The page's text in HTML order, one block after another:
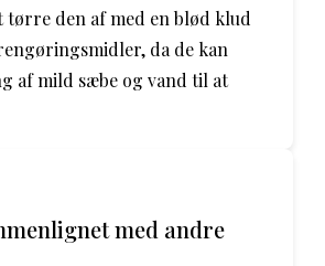
den af med en blød klud
da de kan
af mild sæbe og vand til at
med andre